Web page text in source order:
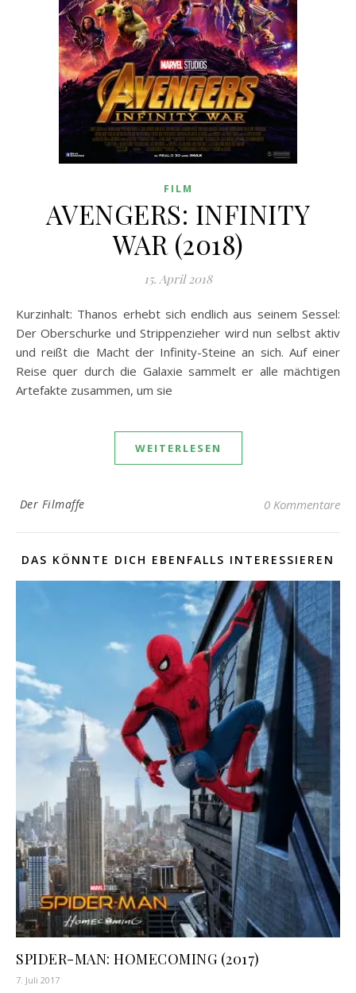
FILM
AVENGERS: INFINITY
WAR (2018)
15. April 2018
Kurzinhalt: Thanos erhebt sich endlich aus seinem Sessel:
Der Oberschurke und Strippenzieher wird nun selbst aktiv
und reißt die Macht der Infinity-Steine an sich. Auf einer
Reise quer durch die Galaxie sammelt er alle mächtigen
Artefakte zusammen, um sie
WEITERLESEN
Der Filmaffe 0 Kommentare
DAS KÖNNTE DICH EBENFALLS INTERESSIEREN
SPIDER-MAN: HOMECOMING (2017)
7. Juli 2017